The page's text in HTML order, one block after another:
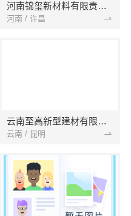
河南锦玺新材料有限责任公司
河南 / 许昌
云南至高新型建材有限公司
云南 / 昆明